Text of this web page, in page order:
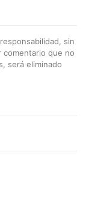
sin
comentario que no
será eliminado